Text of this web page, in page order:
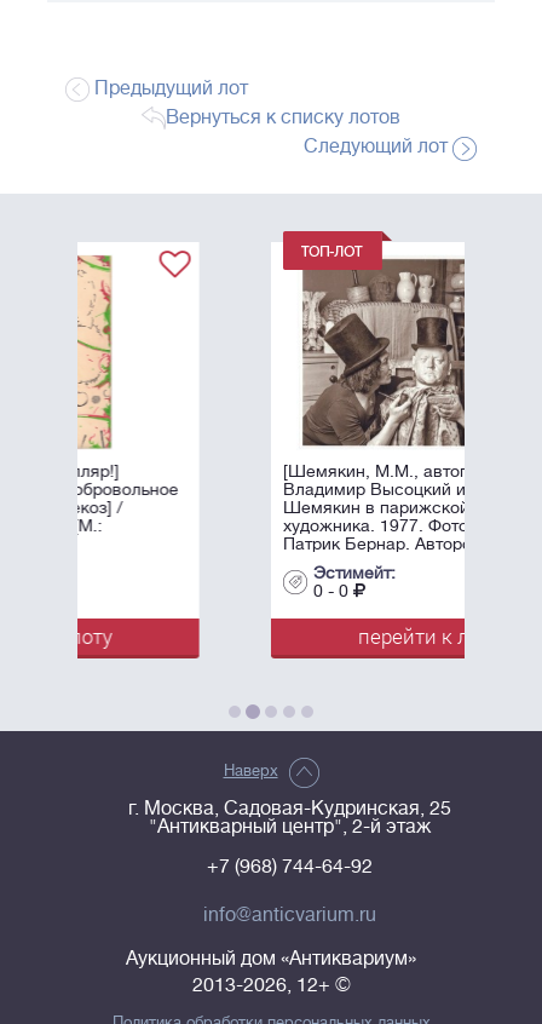
Предыдущий лот
Вернуться к списку лотов
Следующий лот
[Шемякин, М.М., автограф]
Владимир Высоцкий и Михаил
Шемякин в парижской мастерской
художника. 1977. Фотограф -
Патрик Бернар. Авторский ...
Наверх
г. Москва, Садовая-Кудринская, 25
"Антикварный центр", 2-й этаж
+7 (968) 744-64-92
info@anticvarium.ru
Аукционный дом «Антиквариум»
2013-2026, 12+ ©